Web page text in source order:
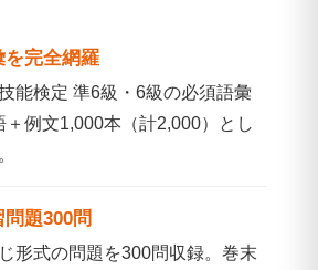
を完全網羅
能検定 準6級・6級の必須語彙
＋例文1,000本（計2,000）とし
題300問
形式の問題を300問収録。巻末